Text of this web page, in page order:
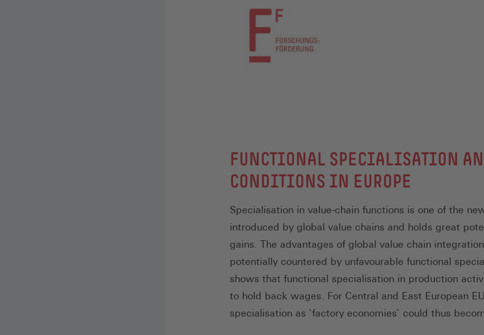
:
FUNCTIONAL SPECIALISATION
CONDITIONS IN EUROPE
Specialisation in value-chain functions is one of the
introduced by global value chains and holds great
gains. The advantages of global value chain
potentially countered by unfavourable functional
shows that functional specialisation in production
to hold back wages. For Central and East European
specialisation as `factory economies` could thus